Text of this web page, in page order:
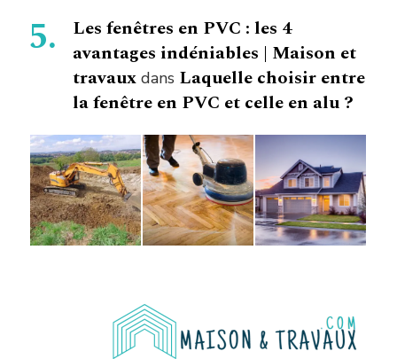
Les fenêtres en PVC : les 4
avantages indéniables | Maison et
travaux dans Laquelle choisir entre
la fenêtre en PVC et celle en alu ?